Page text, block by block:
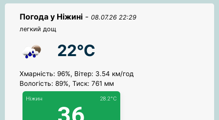
Погода у Ніжині - 08.07.26 22:29
легкий дощ
22°C
Хмарність: 96%, Вітер: 3.54 км/год
Вологість: 89%, Тиск: 761 мм